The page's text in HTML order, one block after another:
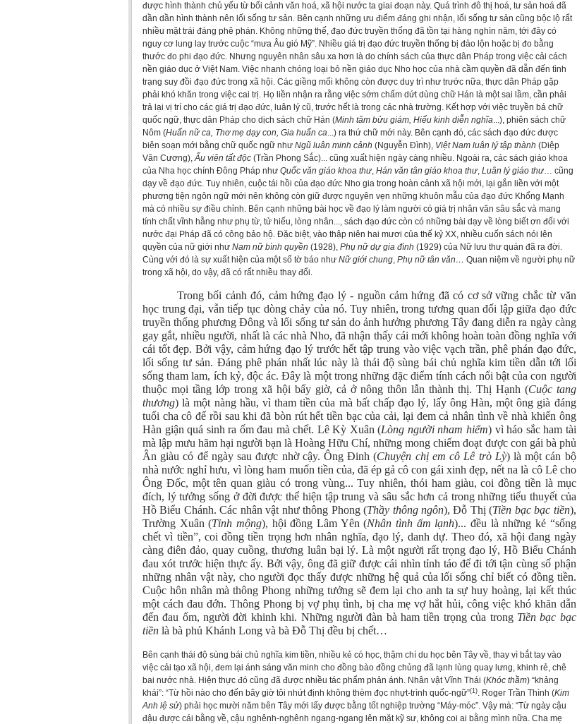
được hình thành chủ yếu từ bối cảnh văn hoá, xã hội nước ta giai đoạn này. Quá trình đô thị hoá, tư sản hoá đã
dần dần hình thành nên lối sống tư sản. Bên cạnh những ưu điểm đáng ghi nhận, lối sống tư sản cũng bộc lộ rất
nhiều mặt trái đáng phê phán. Không những thế, đạo đức truyền thống đã tồn tại hàng nghìn năm, tới đây có
nguy cơ lung lay trước cuộc “mưa Âu gió Mỹ”. Nhiều giá trị đạo đức truyền thống bị đảo lộn hoặc bị đo bằng
thước đo phi đạo đức. Nhưng nguyên nhân sâu xa hơn là do chính sách của thực dân Pháp trong việc cải cách
nền giáo dục ở Việt Nam. Việc nhanh chóng loại bỏ nền giáo dục Nho học của nhà cầm quyền đã dẫn đến tình
trạng suy đồi đạo đức trong xã hội. Các giềng mối không còn được duy trì như trước nữa, thực dân Pháp gặp
phải khó khăn trong việc cai trị. Họ liền nhận ra rằng việc sớm chấm dứt dùng chữ Hán là một sai lầm, cần phải
trả lại vị trí cho các giá trị đạo đức, luân lý cũ, trước hết là trong các nhà trường. Kết hợp với việc truyền bá chữ
quốc ngữ, thực dân Pháp cho dịch sách chữ Hán (Minh tâm bửu giám, Hiếu kinh diễn nghĩa...), phiên sách chữ
Nôm (Huấn nữ ca, Thơ mẹ dạy con, Gia huấn ca...) ra thứ chữ mới này. Bên cạnh đó, các sách đạo đức được
biên soạn mới bằng chữ quốc ngữ như Ngũ luân minh cảnh (Nguyễn Đình), Việt Nam luân lý tập thành (Diệp
Văn Cương),Ấu viên tất độc (Trần Phong Sắc)... cũng xuất hiện ngày càng nhiều. Ngoài ra, các sách giáo khoa
của Nha học chính Đông Pháp như Quốc văn giáo khoa thư, Hán văn tân giáo khoa thư, Luân lý giáo thư… cũng
dạy về đạo đức. Tuy nhiên, cuộc tái hồi của đạo đức Nho gia trong hoàn cảnh xã hội mới, lại gắn liền với một
phương tiện ngôn ngữ mới nên không còn giữ được nguyên vẹn những khuôn mẫu của đạo đức Khổng Mạnh
mà có nhiều sự điều chỉnh. Bên cạnh những bài học về đạo lý làm người có giá trị nhân văn sâu sắc và mang
tính chất vĩnh hằng như phụ từ, tử hiếu, lòng nhân..., sách đạo đức còn có những bài dạy về lòng biết ơn đối với
nước đại Pháp đã có công bảo hộ. Đặc biệt, vào thập niên hai mươi của thế kỷ XX, nhiều cuốn sách nói lên
quyền của nữ giới như Nam nữ bình quyền (1928), Phụ nữ dự gia đình (1929) của Nữ lưu thư quán đã ra đời.
Cùng với đó là sự xuất hiện của một số tờ báo như Nữ giới chung, Phụ nữ tân văn… Quan niệm về người phụ nữ
trong xã hội, do vậy, đã có rất nhiều thay đổi.
Trong bối cảnh đó, cảm hứng đạo lý - nguồn cảm hứng đã có cơ sở vững chắc từ văn
học trung đại, vẫn tiếp tục dòng chảy của nó. Tuy nhiên, trong tương quan đối lập giữa đạo đức
truyền thống phương Đông và lối sống tư sản do ảnh hưởng phương Tây đang diễn ra ngày càng
gay gắt,nhiều người, nhất là các nhà Nho, đã nhận thấy cái mới không hoàn toàn đồng nghĩa với
cái tốt đẹp. Bởi vậy, cảm hứng đạo lý trước hết tập trung vào việc vạch trần, phê phán đạo đức,
lối sống tư sản. Đáng phê phán nhất lúc này là thái độ sùng bái chủ nghĩa kim tiền dẫn tới lối
sống tham lam, ích kỷ, độc ác. Đây là một trong những đặc điểm tính cách nổi bật của con người
thuộc mọi tầng lớp trong xã hội bấy giờ, cả ở nông thôn lẫn thành thị. Thị Hạnh (Cuộc tang
thương) là một nàng hầu, vì tham tiền của mà bất chấp đạo lý, lấy ông Hàn, một ông già đáng
tuổi cha cô để rồi sau khi đã bòn rút hết tiền bạc của cải, lại đem cả nhân tình về nhà khiến ông
Hàn giận quá sinh ra ốm đau mà chết. Lê Kỳ Xuân (Lòng người nham hiểm) vì háo sắc ham tài
mà lập mưu hãm hại người bạn là Hoàng Hữu Chí, những mong chiếm đoạt được con gái bà phủ
Ân giàu có để ngày sau được nhờ cậy. Ông Đinh (Chuyện chị em cô Lê trò Lỳ) là một cán bộ
nhà nước nghỉ hưu, vì lòng ham muốn tiền của, đã ép gả cô con gái xinh đẹp, nết na là cô Lê cho
Ông Đốc, một tên quan giàu có trong vùng... Tuy nhiên, thói ham giàu, coi đồng tiền là mục
đích, lý tưởng sống ở đời được thể hiện tập trung và sâu sắc hơn cả trong những tiểu thuyết của
Hồ Biểu Chánh. Các nhân vật như thông Phong (Thầy thông ngôn), Đỗ Thị (Tiền bạc bạc tiền),
Trường Xuân (Tỉnh mộng), hội đồng Lâm Yên (Nhân tình ấm lạnh)... đều là những kẻ “sống
chết vì tiền”, coi đồng tiền trọng hơn nhân nghĩa, đạo lý, danh dự. Theo đó, xã hội đang ngày
càng điên đảo, quay cuồng, thương luân bại lý. Là một người rất trọng đạo lý, Hồ Biểu Chánh
đau xót trước hiện thực ấy. Bởi vậy, ông đã giữ được cái nhìn tỉnh táo để đi tới tận cùng số phận
những nhân vật này, cho người đọc thấy được những hệ quả của lối sống chỉ biết có đồng tiền.
Cuộc hôn nhân mà thông Phong những tưởng sẽ đem lại cho anh ta sự huy hoàng, lại kết thúc
một cách đau đớn. Thông Phong bị vợ phụ tình, bị cha mẹ vợ hắt hủi, công việc khó khăn dẫn
đến đau ốm, người đời khinh khi. Những người đàn bà ham tiền trọng của trong Tiền bạc bạc
tiền là bà phủ Khánh Long và bà Đỗ Thị đều bị chết…
Bên cạnh thái độ sùng bái chủ nghĩa kim tiền, nhiều kẻ có học, thậm chí du học bên Tây về, thay vì bắt tay vào
việc cải tạo xã hội, đem lại ánh sáng văn minh cho đồng bào đồng chủng đã lạnh lùng quay lưng, khinh rẻ, chê
bai nước nhà. Hiện thực đó cũng đã được nhiều tác phẩm phản ánh. Nhân vật Vĩnh Thái (Khóc thầm) “khảng
khái”: “Từ hồi nào cho đến bây giờ tôi nhứt định không thèm đọc nhựt-trình quốc-ngữ”(1). Roger Trần Thình (Kim
Anh lệ sử) phải học mười năm bên Tây mới lấy được bằng tốt nghiệp trường “Máy-móc”. Vậy mà: “Từ ngày cậu
đậu được cái bằng về, cậu nghênh-nghênh ngang-ngang lên mặt kỹ sư, không coi ai bằng mình nữa. Cha mẹ